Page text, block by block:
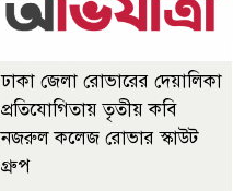
ঢাকা জেলা রোভারের দেয়ালিকা
প্রতিযোগিতায় তৃতীয় কবি
নজরুল কলেজ রোভার স্কাউট
গ্রুপ